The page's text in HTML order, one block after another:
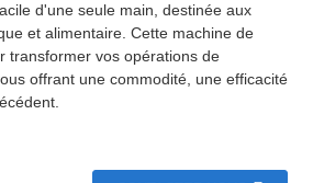
d'une seule main, destinée aux
et alimentaire. Cette machine de
transformer vos opérations de
offrant une commodité, une efficacité